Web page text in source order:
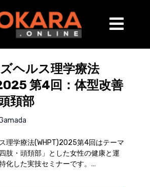
ヘルス理学療法
第4回：体型改善
頚部
理学療法(WHPT)2025第4回はテーマ
肢・頭頚部」とした女性の健康と運
化した実技セミナーです。
インを整え、産後の体型を美しく！